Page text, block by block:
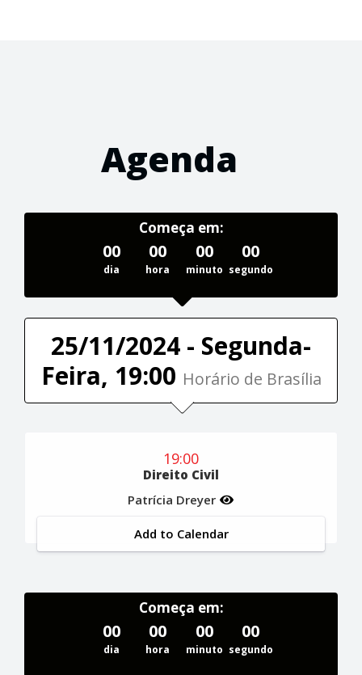
Agenda
Começa em:
00
dia
00
hora
00
minuto
00
segundo
25/11/2024 - Segunda-
Feira, 19:00 Horário de Brasília
19:00
Direito Civil
Patrícia Dreyer
Add to Calendar
Começa em:
00
dia
00
hora
00
minuto
00
segundo